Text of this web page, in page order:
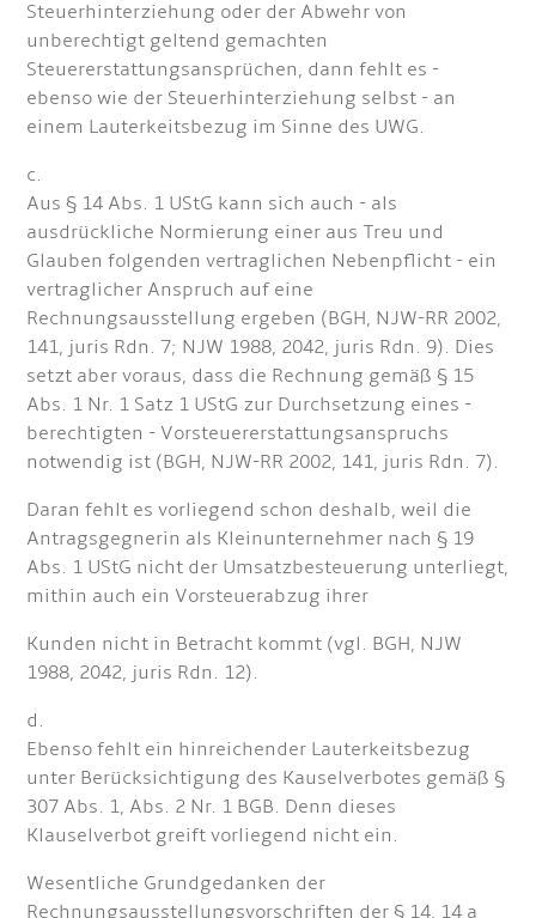
Steuerhinterziehung oder der Abwehr von
unberechtigt geltend gemachten
Steuererstattungsansprüchen, dann fehlt es -
ebenso wie der Steuerhinterziehung selbst - an
einem Lauterkeitsbezug im Sinne des UWG.
c.
Aus § 14 Abs. 1 UStG kann sich auch - als
ausdrückliche Normierung einer aus Treu und
Glauben folgenden vertraglichen Nebenpflicht - ein
vertraglicher Anspruch auf eine
Rechnungsausstellung ergeben (BGH, NJW-RR 2002,
141, juris Rdn. 7; NJW 1988, 2042, juris Rdn. 9). Dies
setzt aber voraus, dass die Rechnung gemäß § 15
Abs. 1 Nr. 1 Satz 1 UStG zur Durchsetzung eines -
berechtigten - Vorsteuererstattungsanspruchs
notwendig ist (BGH, NJW-RR 2002, 141, juris Rdn. 7).
Daran fehlt es vorliegend schon deshalb, weil die
Antragsgegnerin als Kleinunternehmer nach § 19
Abs. 1 UStG nicht der Umsatzbesteuerung unterliegt,
mithin auch ein Vorsteuerabzug ihrer
Kunden nicht in Betracht kommt (vgl. BGH, NJW
1988, 2042, juris Rdn. 12).
d.
Ebenso fehlt ein hinreichender Lauterkeitsbezug
unter Berücksichtigung des Kauselverbotes gemäß §
307 Abs. 1, Abs. 2 Nr. 1 BGB. Denn dieses
Klauselverbot greift vorliegend nicht ein.
Wesentliche Grundgedanken der
Rechnungsausstellungsvorschriften der § 14, 14 a